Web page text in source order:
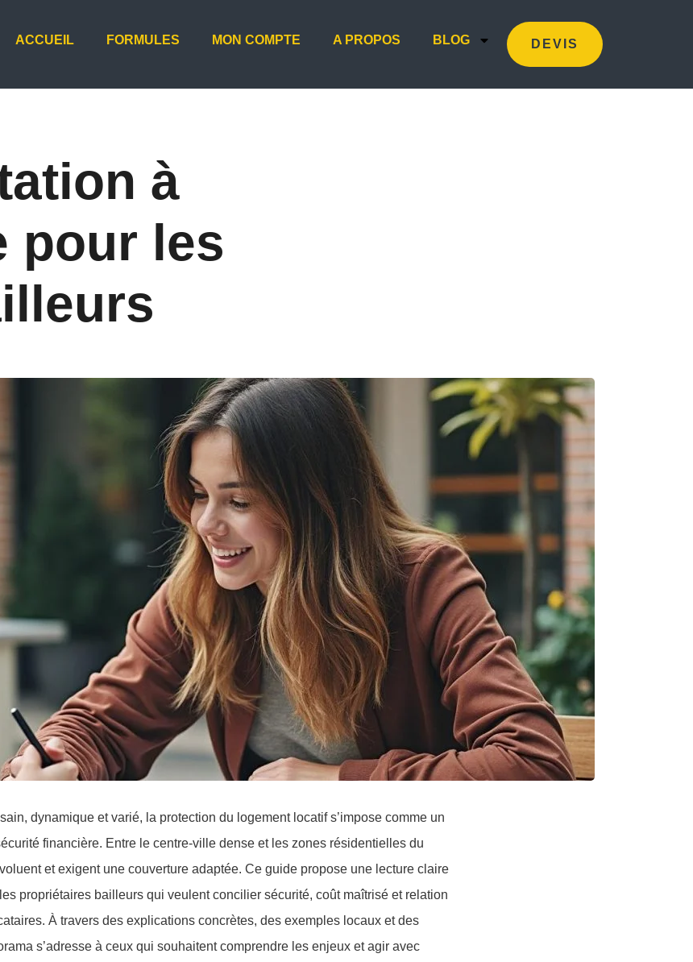
ACCUEIL FORMULES MON COMPTE A PROPOS BLOG DEVIS
à
pour les
dynamique et varié, la protection du logement locatif s’impose comme un
financière. Entre le centre-ville dense et les zones résidentielles du
et exigent une couverture adaptée. Ce guide propose une lecture claire
propriétaires bailleurs qui veulent concilier sécurité, coût maîtrisé et relation
À travers des explications concrètes, des exemples locaux et des
s’adresse à ceux qui souhaitent comprendre les enjeux et agir avec